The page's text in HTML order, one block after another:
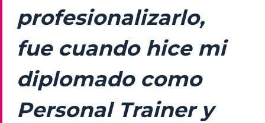
profesionalizarlo,
fue cuando hice mi
diplomado como
Personal Trainer y